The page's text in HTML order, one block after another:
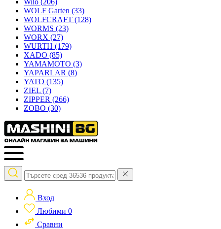
Wilo (206)
WOLF Garten (33)
WOLFCRAFT (128)
WORMS (23)
WORX (27)
WURTH (179)
XADO (85)
YAMAMOTO (3)
YAPARLAR (8)
YATO (135)
ZIEL (7)
ZIPPER (266)
ZOBO (30)
Вход
Любими 0
Сравни